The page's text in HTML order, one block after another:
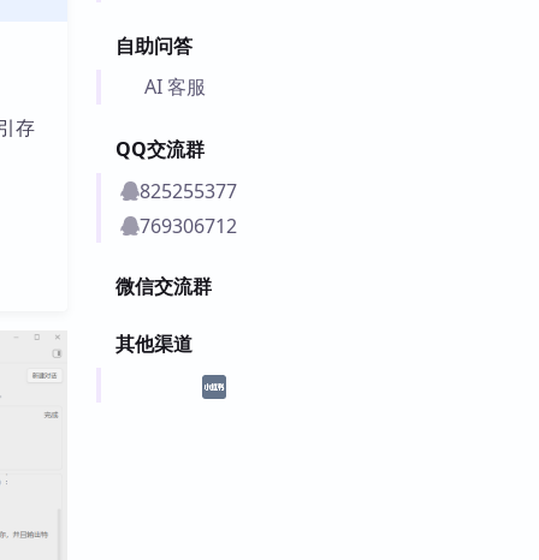
自助问答
AI 客服
QQ交流群
825255377
769306712
微信交流群
其他渠道
存